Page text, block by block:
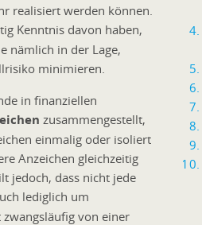
realisiert werden können.
Kenntnis davon haben,
nämlich in der Lage,
minimieren.
in finanziellen
zusammengestellt,
einmalig oder isoliert
Anzeichen gleichzeitig
jedoch, dass nicht jede
lediglich um
von einer